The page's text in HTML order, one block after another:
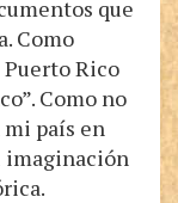
que
Como
Rico
Como no
mi país en
imaginación